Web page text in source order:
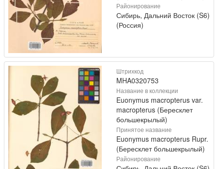
Районирование
Сибирь, Дальний Восток (S6)
(Россия)
Штрихкод
MHA0320753
Название в коллекции
Euonymus macropterus var.
macropterus (Бересклет
большекрылый)
Принятое название
Euonymus macropterus Rupr.
(Бересклет большекрылый)
Районирование